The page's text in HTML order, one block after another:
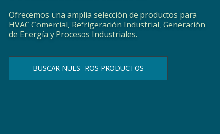
Ofrecemos una amplia selección de productos para
HVAC Comercial, Refrigeración Industrial, Generación
de Energía y Procesos Industriales.
BUSCAR NUESTROS PRODUCTOS